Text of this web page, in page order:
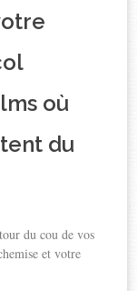
où
du
du cou de vos
et votre